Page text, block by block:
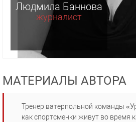
Людмила Баннова
журналист
МАТЕРИАЛЫ АВТОРА
Тренер ватерпольной команды
как спортсменки живут во время